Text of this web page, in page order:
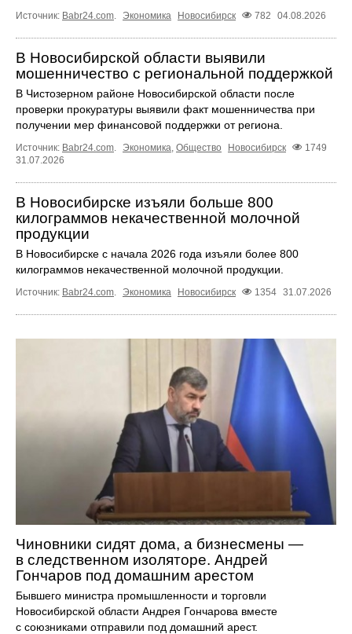
Источник: Babr24.com. Экономика Новосибирск 782 04.08.2026
В Новосибирской области выявили
мошенничество с региональной поддержкой
В Чистозерном районе Новосибирской области после
проверки прокуратуры выявили факт мошенничества при
получении мер финансовой поддержки от региона.
Источник: Babr24.com. Экономика, Общество Новосибирск
1749
31.07.2026
В Новосибирске изъяли больше 800
килограммов некачественной молочной
продукции
В Новосибирске с начала 2026 года изъяли более 800
килограммов некачественной молочной продукции.
Источник: Babr24.com. Экономика Новосибирск 1354 31.07.2026
Чиновники сидят дома, а бизнесмены —
в следственном изоляторе. Андрей
Гончаров под домашним арестом
Бывшего министра промышленности и торговли
Новосибирской области Андрея Гончарова вместе
с союзниками отправили под домашний арест.